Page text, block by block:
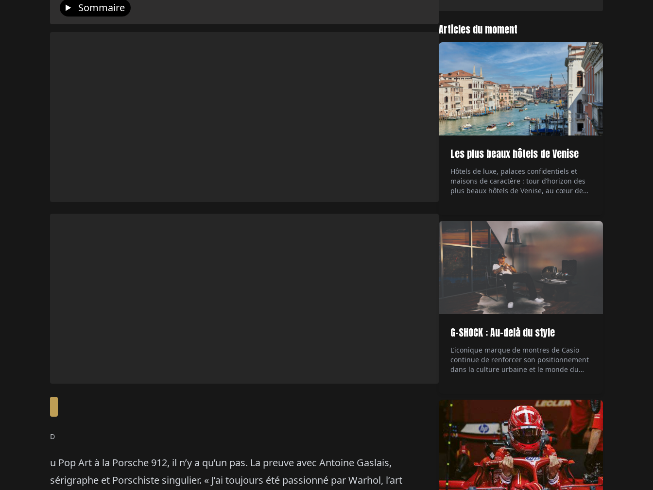
Sommaire
D
u Pop Art à la Porsche 912, il n’y a qu’un pas. La preuve avec Antoine Gaslais,
sérigraphe et Porschiste singulier. « J’ai toujours été passionné par Warhol, l’art
Articles du moment
Les plus beaux hôtels de Venise
Hôtels de luxe, palaces confidentiels et
maisons de caractère : tour d’horizon des
plus beaux hôtels de Venise, au cœur de
G-SHOCK : Au-delà du style
L’iconique marque de montres de Casio
continue de renforcer son positionnement
dans la culture urbaine et le monde du
la scène musicale actuelle, devient son
ambassadeur. Un mariage naturel entre
style et authenticité. Par Hubert de la
Batte.